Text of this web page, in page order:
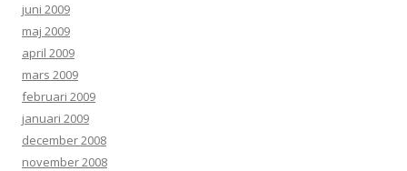
juni 2009
maj 2009
april 2009
mars 2009
februari 2009
januari 2009
december 2008
november 2008